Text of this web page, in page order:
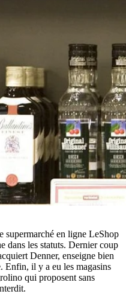
supermarché en ligne LeShop
dans les statuts. Dernier coup
Denner, enseigne bien
Enfin, il y a eu les magasins
qui proposent sans